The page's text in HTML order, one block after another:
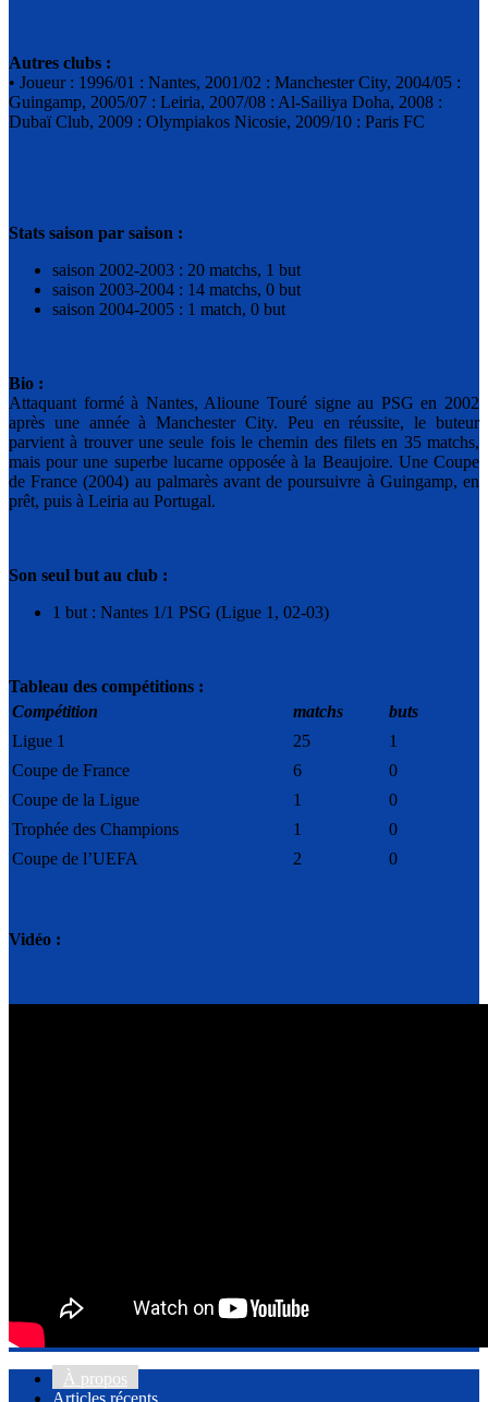
Autres clubs :
• Joueur : 1996/01 : Nantes, 2001/02 : Manchester City, 2004/05 :
Guingamp, 2005/07 : Leiria, 2007/08 : Al-Sailiya Doha, 2008 :
Dubaï Club, 2009 : Olympiakos Nicosie, 2009/10 : Paris FC
Stats saison par saison :
saison 2002-2003 : 20 matchs, 1 but
saison 2003-2004 : 14 matchs, 0 but
saison 2004-2005 : 1 match, 0 but
Bio :
Attaquant formé à Nantes, Alioune Touré signe au PSG en 2002
après une année à Manchester City. Peu en réussite, le buteur
parvient à trouver une seule fois le chemin des filets en 35 matchs,
mais pour une superbe lucarne opposée à la Beaujoire. Une Coupe
de France (2004) au palmarès avant de poursuivre à Guingamp, en
prêt, puis à Leiria au Portugal.
Son seul but au club :
1 but : Nantes 1/1 PSG (Ligue 1, 02-03)
Tableau des compétitions :
Compétition
matchs
buts
Ligue 1
25
1
Coupe de France
6
0
Coupe de la Ligue
1
0
Trophée des Champions
1
0
Coupe de l’UEFA
2 0
Vidéo :
À propos
Articles récents